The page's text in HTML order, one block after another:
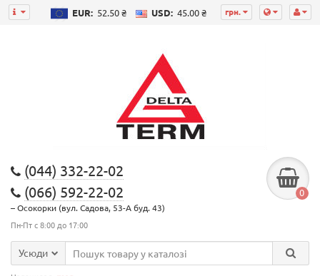
грн.
EUR: 52.50 ₴ USD: 45.00 ₴
(044) 332-22-02
(066) 592-22-02
– Осокорки (вул. Садова, 53-А буд. 43)
Пн-Пт с 8:00 до 17:00
0
Усюди